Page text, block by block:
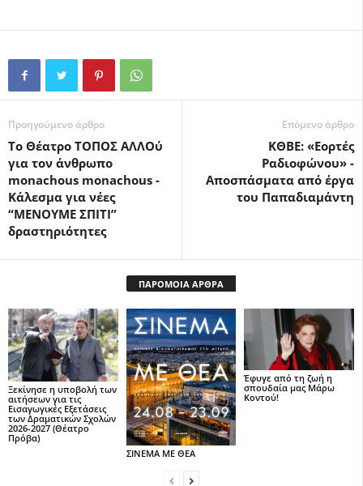
Προηγούμενο άρθρο
To Θέατρο ΤΟΠΟΣ ΑΛΛΟύ
για τον άνθρωπο
monachous monachous -
Κάλεσμα για νέες
“ΜΕΝΟΥΜΕ ΣΠΙΤΙ”
δραστηριότητες
Επόμενο άρθρο
ΚΘΒΕ: «Εορτές
Ραδιοφώνου» -
Αποσπάσματα από έργα
του Παπαδιαμάντη
ΠΑΡΟΜΟΙΑ ΑΡΘΡΑ
Ξεκίνησε η υποβολή των
αιτήσεων για τις
Εισαγωγικές Εξετάσεις
των Δραματικών Σχολών
2026-2027 (Θέατρο
Πρόβα)
ΣΙΝΕΜΑ ΜΕ ΘΕΑ
Έφυγε από τη ζωή η
σπουδαία μας Μάρω
Κοντού!